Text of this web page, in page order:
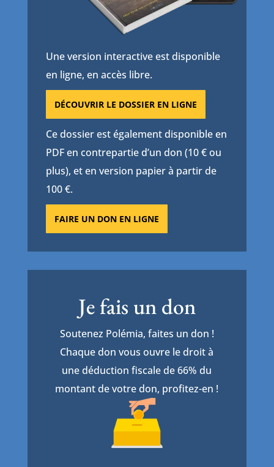
Une version interactive est disponible
en ligne, en accès libre.
DÉCOUVRIR LE DOSSIER EN LIGNE
Ce dossier est également disponible en
PDF en contrepartie d’un don (10 € ou
plus), et en version papier à partir de
100 €.
FAIRE UN DON EN LIGNE
Je fais un don
Soutenez Polémia, faites un don !
Chaque don vous ouvre le droit à
une déduction fiscale de 66% du
montant de votre don, profitez-en !